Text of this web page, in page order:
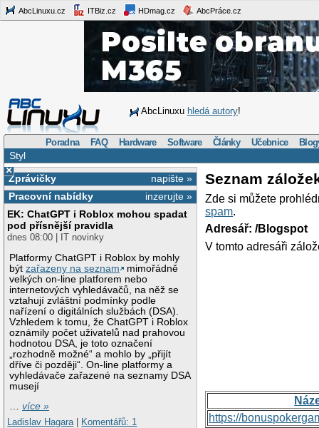
AbcLinuxu.cz ITBiz.cz HDmag.cz AbcPráce.cz
AbcLinuxu hledá autory!
Poradna FAQ Hardware Software Články Učebnice
Styl
×
napište »
Zprávičky
inzerujte »
Pracovní nabídky
EK: ChatGPT i Roblox mohou spadat
pod přísnější pravidla
dnes 08:00 | IT novinky
Platformy ChatGPT i Roblox by mohly
býtzařazeny na seznam
mimořádně
velkých on-line platforem nebo
internetových vyhledávačů, na něž se
vztahují zvláštní podmínky podle
nařízení o digitálních službách (DSA).
Vzhledem k tomu, že ChatGPT i Roblox
oznámily počet uživatelů nad prahovou
hodnotou DSA, je toto označení
„rozhodně možné“ a mohlo by „přijít
dříve či později“. On-line platformy a
vyhledávače zařazené na seznamy DSA
musejí
…více »
Ladislav Hagara
Komentářů: 1
Seznam
Zde si můžete
spam.
Adresář: /Blogspot
V tomto adresáři
https://